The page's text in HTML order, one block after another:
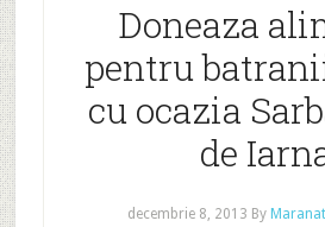
Doneaza
pentru
cu ocazia
de
decembrie 8, 2013 By